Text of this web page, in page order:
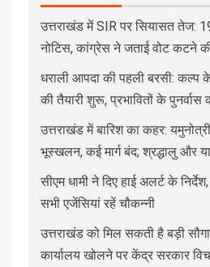
उत्तराखंड में SIR पर सियासत तेज:
नोटिस, कांग्रेस ने जताई वोट कटने
धराली आपदा की पहली बरसी: कल्प
की तैयारी शुरू, प्रभावितों के पुनर्वास
उत्तराखंड में बारिश का कहर:
भूस्खलन, कई मार्ग बंद; श्रद्धालु और
सीएम धामी ने दिए हाई अलर्ट के निर्देश,
सभी एजेंसियां रहें चौकन्नी
उत्तराखंड को मिल सकती है बड़ी
कार्यालय खोलने पर केंद्र सरकार